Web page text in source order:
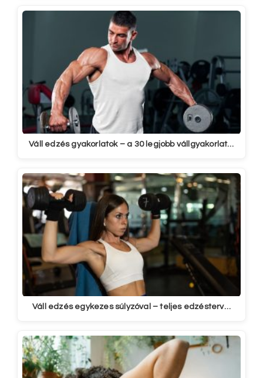
Váll edzés gyakorlatok – a 30 legjobb vállgyakorlat…
Váll edzés egykezes súlyzóval – teljes edzésterv…